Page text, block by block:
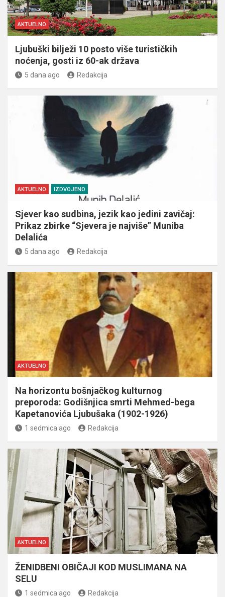
AKTUELNO
Ljubuški bilježi 10 posto više turističkih
noćenja, gosti iz 60-ak država
5 dana ago Redakcija
AKTUELNO IZDVOJENO
Sjever kao sudbina, jezik kao jedini zavičaj:
Prikaz zbirke “Sjevera je najviše” Muniba
Delalića
5 dana ago Redakcija
AKTUELNO
Na horizontu bošnjačkog kulturnog
preporoda: Godišnjica smrti Mehmed-bega
Kapetanovića Ljubušaka (1902-1926)
1 sedmica ago Redakcija
AKTUELNO
ŽENIDBENI OBIČAJI KOD MUSLIMANA NA
SELU
1 sedmica ago Redakcija